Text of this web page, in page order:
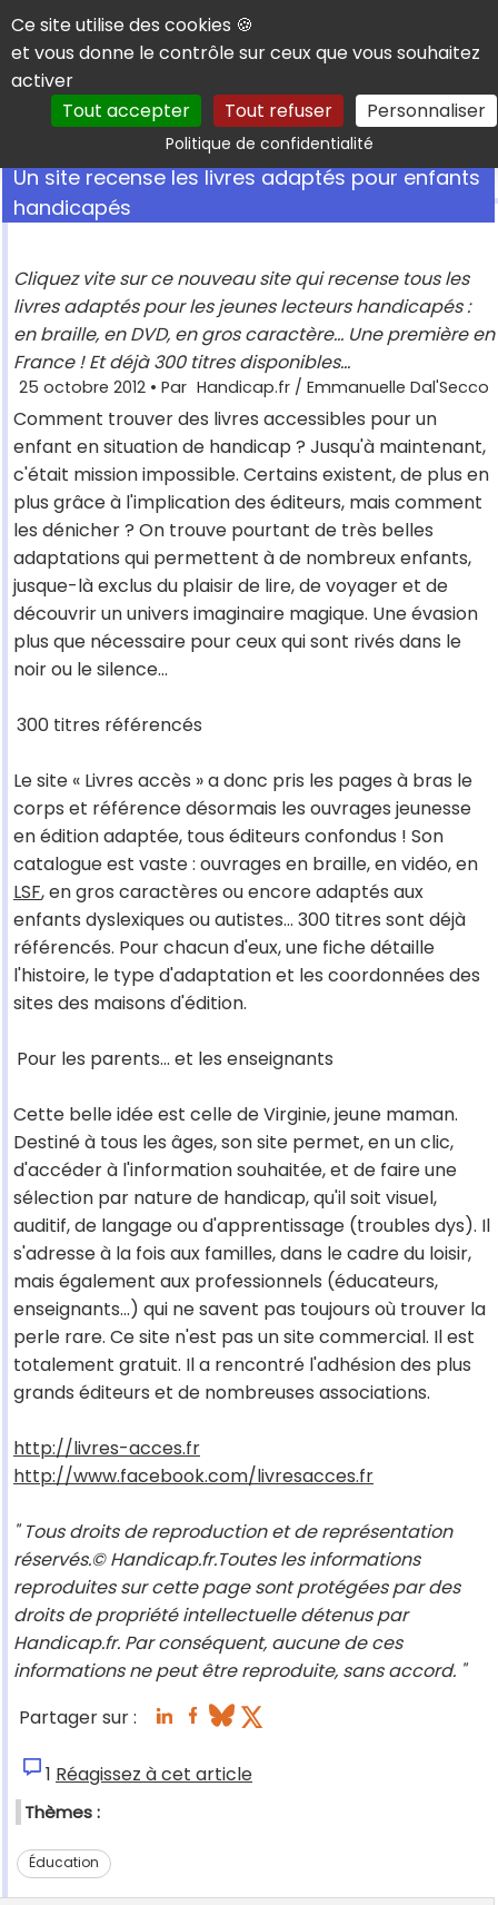
Panneau de gestion des cookies
Ce site utilise des cookies 🍪
et vous donne le contrôle sur ceux que vous souhaitez
activer
Tout accepter
Tout refuser Personnaliser
Politique de confidentialitéRechercher
Un site recense les livres adaptés pour enfants
handicapés
Cliquez vite sur ce nouveau site qui recense tous les
livres adaptés pour les jeunes lecteurs handicapés :
en braille, en DVD, en gros caractère... Une première en
France ! Et déjà 300 titres disponibles...
25 octobre 2012 • Par Handicap.fr / Emmanuelle Dal'Secco
Comment trouver des livres accessibles pour un
enfant en situation de handicap ? Jusqu'à maintenant,
c'était mission impossible. Certains existent, de plus en
plus grâce à l'implication des éditeurs, mais comment
les dénicher ? On trouve pourtant de très belles
adaptations qui permettent à de nombreux enfants,
jusque-là exclus du plaisir de lire, de voyager et de
découvrir un univers imaginaire magique. Une évasion
plus que nécessaire pour ceux qui sont rivés dans le
noir ou le silence...
300 titres référencés
Le site « Livres accès » a donc pris les pages à bras le
corps et référence désormais les ouvrages jeunesse
en édition adaptée, tous éditeurs confondus ! Son
catalogue est vaste : ouvrages en braille, en vidéo, en
LSF, en gros caractères ou encore adaptés aux
enfants dyslexiques ou autistes... 300 titres sont déjà
référencés. Pour chacun d'eux, une fiche détaille
l'histoire, le type d'adaptation et les coordonnées des
sites des maisons d'édition.
Pour les parents... et les enseignants
Cette belle idée est celle de Virginie, jeune maman.
Destiné à tous les âges, son site permet, en un clic,
d'accéder à l'information souhaitée, et de faire une
sélection par nature de handicap, qu'il soit visuel,
auditif, de langage ou d'apprentissage (troubles dys). Il
s'adresse à la fois aux familles, dans le cadre du loisir,
mais également aux professionnels (éducateurs,
enseignants...) qui ne savent pas toujours où trouver la
perle rare. Ce site n'est pas un site commercial. Il est
totalement gratuit. Il a rencontré l'adhésion des plus
grands éditeurs et de nombreuses associations.
http://livres-acces.fr
http://www.facebook.com/livresacces.fr
" Tous droits de reproduction et de représentation
réservés.© Handicap.fr.Toutes les informations
reproduites sur cette page sont protégées par des
droits de propriété intellectuelle détenus par
Handicap.fr. Par conséquent, aucune de ces
informations ne peut être reproduite, sans accord. "
Partager sur :
1 Réagissez à cet article
Thèmes :
Éducation